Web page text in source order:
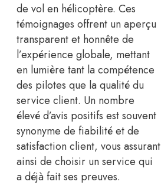
de vol en hélicoptère. Ces
témoignages offrent un aperçu
transparent et honnête de
l’expérience globale, mettant
en lumière tant la compétence
des pilotes que la qualité du
service client. Un nombre
élevé d’avis positifs est souvent
synonyme de fiabilité et de
satisfaction client, vous assurant
ainsi de choisir un service qui
a déjà fait ses preuves.